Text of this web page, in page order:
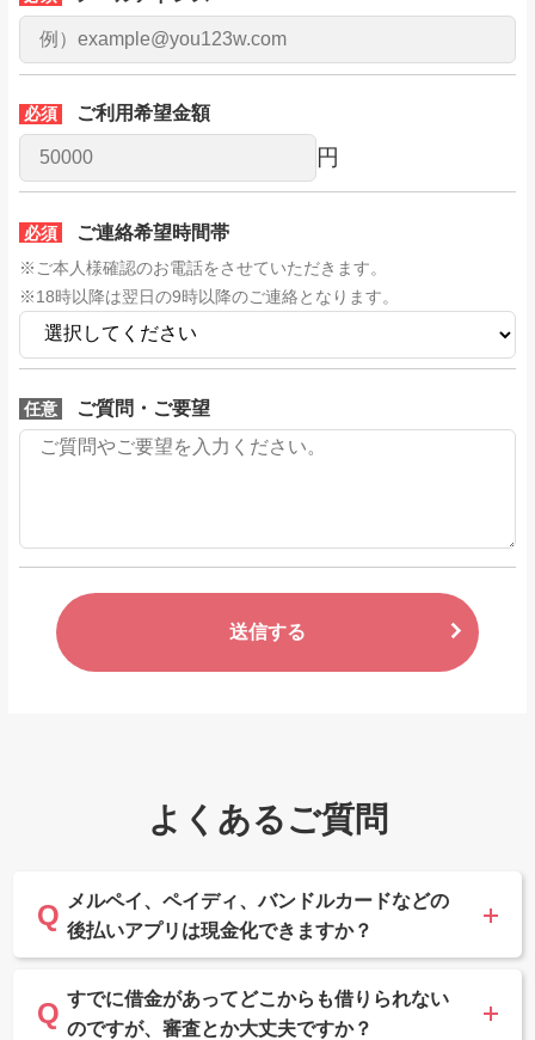
必須 ご利用希望金額
円
必須 ご連絡希望時間帯
※ご本人様確認のお電話をさせていただきます。
※18時以降は翌日の9時以降のご連絡となります。
任意 ご質問・ご要望
送信する
よくあるご質問
メルペイ、ペイディ、バンドルカードなどの
後払いアプリは現金化できますか？
すでに借金があってどこからも借りられない
のですが、審査とか大丈夫ですか？